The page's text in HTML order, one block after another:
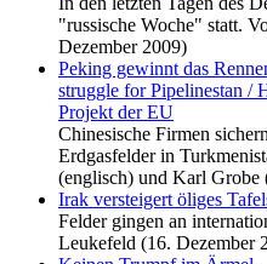
"russische Woche" statt.
Dezember 2009)
Peking gewinnt das
struggle for Pipelinestan /
Projekt der EU
Chinesische Firmen
Erdgasfelder in
(englisch) und Karl Grobe
Irak versteigert öliges
Felder gingen an
Leukefeld (16. Dezember